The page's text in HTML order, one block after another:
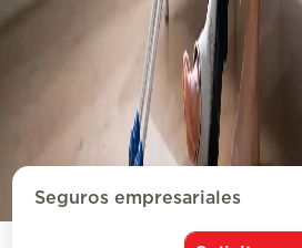
Seguros empresariales